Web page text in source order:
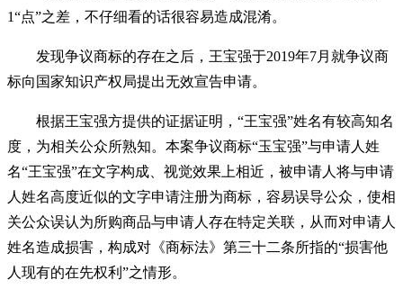
1“点”之差，不仔细看的话很容易造成混淆。
发现争议商标的存在之后，王宝强于2019年7月就争议商
标向国家知识产权局提出无效宣告申请。
根据王宝强方提供的证据证明，“王宝强”姓名有较高知名
度，为相关公众所熟知。本案争议商标“玉宝强”与申请人姓
名“王宝强”在文字构成、视觉效果上相近，被申请人将与申请
人姓名高度近似的文字申请注册为商标，容易误导公众，使相
关公众误认为所购商品与申请人存在特定关联，从而对申请人
姓名造成损害，构成对《商标法》第三十二条所指的“损害他
人现有的在先权利”之情形。